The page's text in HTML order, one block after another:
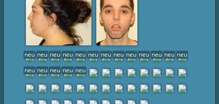
neu neu neu neu neu neu neu neu neu neu neu neu neu
neu neu neu neu neu